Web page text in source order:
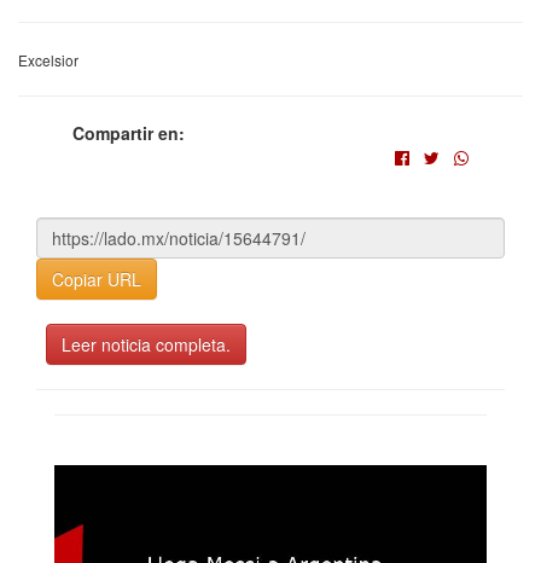
Excelsior
Compartir en:
Copiar URL
Leer noticia completa.